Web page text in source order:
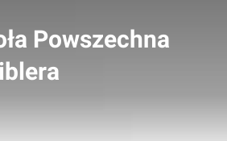
Powszechna